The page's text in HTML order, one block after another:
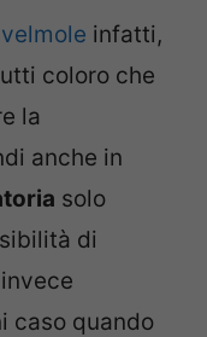
infatti,
coloro che
la
anche in
solo
di
caso quando